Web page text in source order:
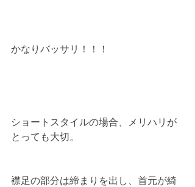
かなりバッサリ！！！
ショートスタイルの場合、メリハリが
とっても大切。
襟足の部分は締まりを出し、首元が綺